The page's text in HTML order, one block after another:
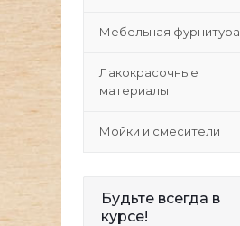
Мебельная фурнитура
Лакокрасочные
материалы
Мойки и смесители
Будьте всегда в
курсе!